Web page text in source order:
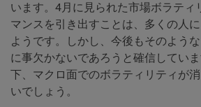
います。4月に見られた市場ボラティ
マンスを引き出すことは、多くの人
ようです。しかし、今後もそのよう
に事欠かないであろうと確信してい
下、マクロ面でのボラティリティが
いでしょう。